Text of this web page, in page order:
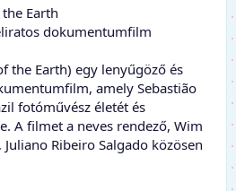
Earth
dokumentumfilm
the Earth) egy lenyűgöző és
amely Sebastião
fotóművész életét és
A filmet a neves rendező, Wim
Ribeiro Salgado közösen